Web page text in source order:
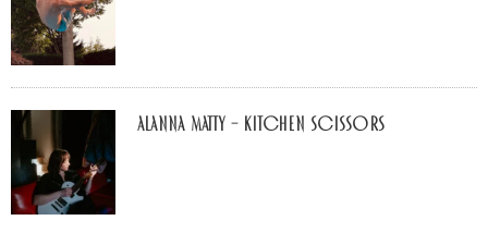
Alanna Matty – Kitchen Scissors